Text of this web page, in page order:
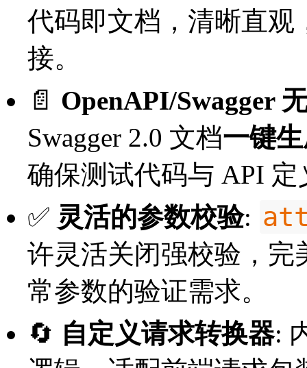
代码即文档，清晰直观
接。
📄 OpenAPI/Swagger
Swagger 2.0 文档一键
确保测试代码与 API
✅ 灵活的参数校验:
许灵活关闭强校验，完
常参数的验证需求。
🔄 自定义请求转换器: